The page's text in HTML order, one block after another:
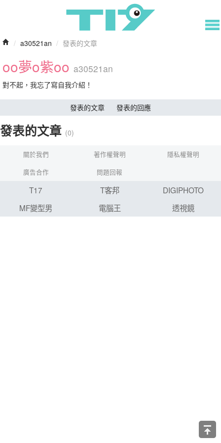
/ a30521an / 發表的文章
oo夢o紫oo a30521an
對不起，我忘了寫自我介紹！
發表的文章 發表的回應
發表的文章 (0)
關於我們 著作權聲明
隱私權聲明
廣告合作
問題回報
T17 T客邦
DIGIPHOTO
MF變型男
電腦王 透視鏡